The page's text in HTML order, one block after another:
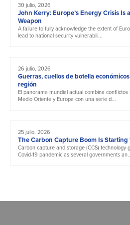
30 julio, 2026
John Kerry: Europe’s Energy Crisis
Weapon
A failure to fully acknowledge the extent of
lead to national security vulnerabili...
26 julio, 2026
Guerras, cuellos de botella
región
El panorama mundial actual combina
Medio Oriente y Europa con una serie d...
25 julio, 2026
The Carbon Capture Boom Is Starting
Carbon capture and storage (CCS) technology
Covid-19 pandemic as several governments